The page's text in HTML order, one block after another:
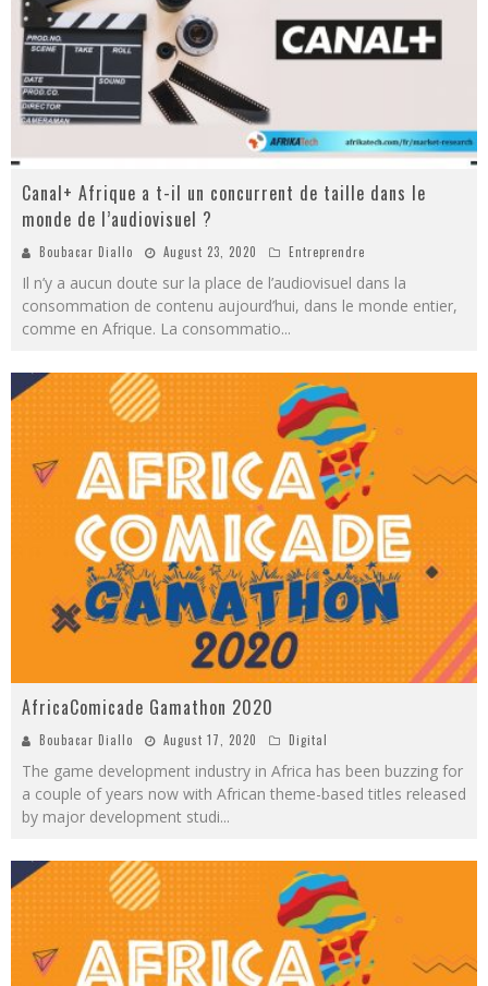
Canal+ Afrique a t-il un concurrent de taille dans le
monde de l’audiovisuel ?
Boubacar Diallo August 23, 2020 Entreprendre
Il n’y a aucun doute sur la place de l’audiovisuel dans la
consommation de contenu aujourd’hui, dans le monde entier,
comme en Afrique. La consommatio...
AfricaComicade Gamathon 2020
Boubacar Diallo August 17, 2020 Digital
The game development industry in Africa has been buzzing for
a couple of years now with African theme-based titles released
by major development studi...